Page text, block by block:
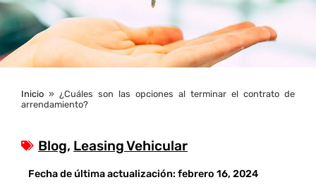
Inicio » ¿Cuáles son las opciones al terminar el contrato de
arrendamiento?
Blog, Leasing Vehicular
Fecha de última actualización: febrero 16, 2024